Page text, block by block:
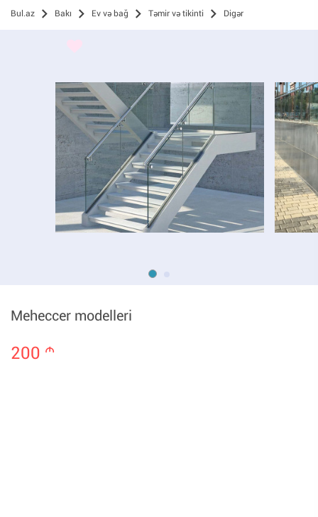
Bul.az Bakı Ev və bağ Təmir və tikinti Digər
Meheccer modelleri
200 m